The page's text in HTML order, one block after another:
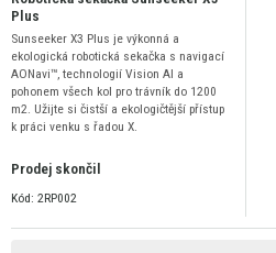
Plus
Sunseeker X3 Plus je výkonná a
ekologická robotická sekačka s navigací
AONavi™, technologií Vision AI a
pohonem všech kol pro trávník do 1200
m2. Užijte si čistší a ekologičtější přístup
k práci venku s řadou X.
Prodej skončil
Kód: 2RP002